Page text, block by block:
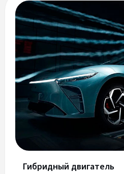
Гибридный двигатель